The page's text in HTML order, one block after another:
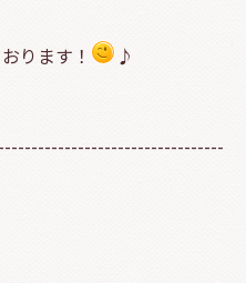
ります！ ♪